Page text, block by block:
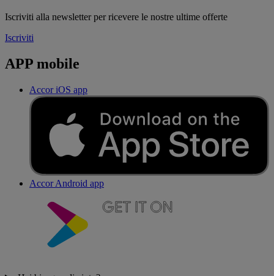
Iscriviti alla newsletter per ricevere le nostre ultime offerte
Iscriviti
APP mobile
Accor iOS app
Accor Android app